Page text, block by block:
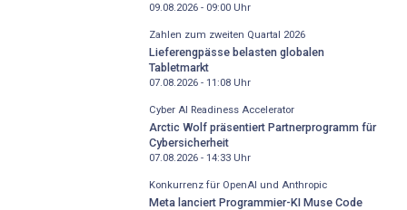
09.08.2026 - 09:00Uhr
Zahlen zum zweiten Quartal 2026
Lieferengpässe belasten globalen
Tabletmarkt
07.08.2026 - 11:08Uhr
Cyber AI Readiness Accelerator
Arctic Wolf präsentiert Partnerprogramm für
Cybersicherheit
07.08.2026 - 14:33Uhr
Konkurrenz für OpenAI und Anthropic
Meta lanciert Programmier-KI Muse Code